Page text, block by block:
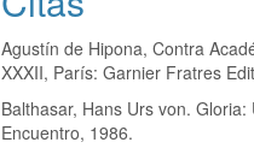
Agustín de Hipona, Contra
XXXII, París: Garnier Fratres
Balthasar, Hans Urs von.
Encuentro, 1986.